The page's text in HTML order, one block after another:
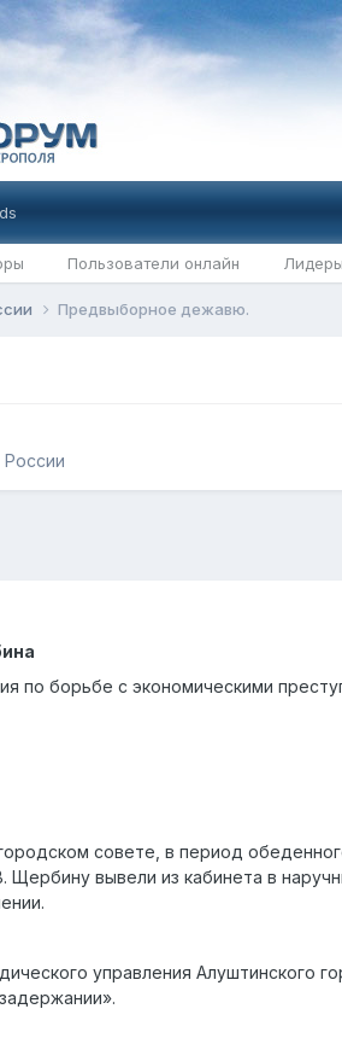
Пользователи онлайн Лидеры
Предвыборное дежавю.
по борьбе с экономическими
совете, в период
Щербину вывели из кабинета в
управления Алуштинского